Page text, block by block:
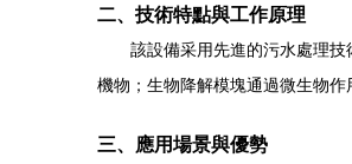
二、技術特點與工作原理
該設備采用先進的污水處理
機物；生物降解模塊通過微生物
三、應用場景與優勢